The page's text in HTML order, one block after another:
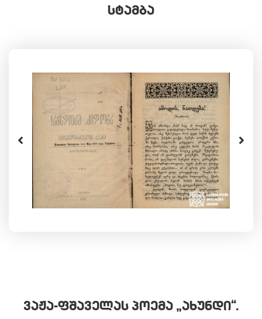
ᲡᲢᲐᲛᲑᲐ
ᲕᲐᲟᲐ-ᲤᲨᲐᲕᲔᲚᲐᲡ ᲞᲝᲔᲛᲐ „ᲐᲮᲣᲜᲓᲘ“.